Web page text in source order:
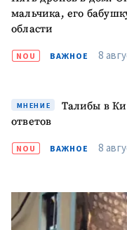
мальчика, его
области
NOU ВАЖНОЕ 8
МНЕНИЕ
Талибы в
ответов
NOU ВАЖНОЕ 8
Текст
новости
КОНТАКТНЫЙ
Имя +
+ Мой
Телефон
+
Я